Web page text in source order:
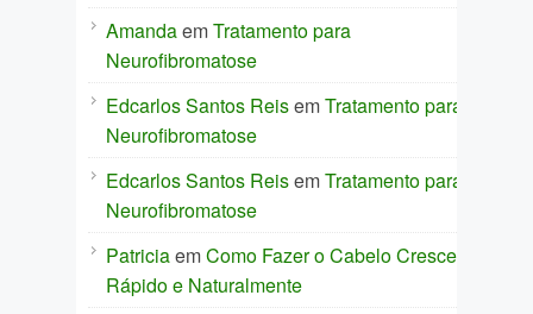
AmandaemTratamento para
Neurofibromatose
Edcarlos Santos ReisemTratamento para
Neurofibromatose
Edcarlos Santos ReisemTratamento para
Neurofibromatose
PatriciaemComo Fazer o Cabelo Crescer
Rápido e Naturalmente